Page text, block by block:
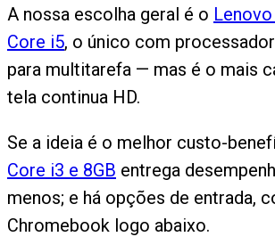
A nossa escolha geral é o
Core i5, o único com
para multitarefa — mas é o mais
tela continua HD.
Se a ideia é o melhor custo-
Core i3 e 8GB entrega
menos; e há opções de entrada,
Chromebook logo abaixo.